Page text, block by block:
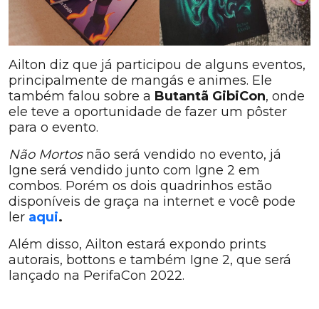
Ailton diz que já participou de alguns eventos,
principalmente de mangás e animes. Ele
também falou sobre a Butantã GibiCon, onde
ele teve a oportunidade de fazer um pôster
para o evento.
Não Mortosnão será vendido no evento, já
Igne será vendido junto com Igne 2 em
combos. Porém os dois quadrinhos estão
disponíveis de graça na internet e você pode
ler aqui.
Além disso, Ailton estará expondo prints
autorais, bottons e também Igne 2, que será
lançado na PerifaCon 2022.